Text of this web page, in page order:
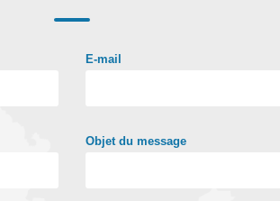
E-mail
Objet du message